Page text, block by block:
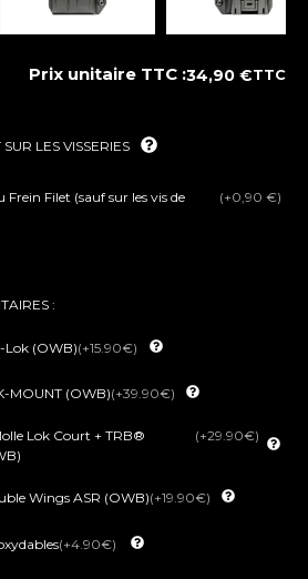
Prix unitaire TTC :34,90 €TTC
LES VISSERIES
Frein Filet (sauf sur les vis de
(+0,90 €)
:
Lok (OWB)(+15.90€)
MOUNT (OWB)(+39.90€)
Lok Court + TRB®
(+29.90€)
Wings ASR (OWB)(+19.90€)
(+4.90€)